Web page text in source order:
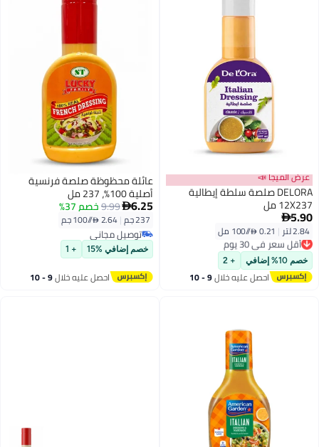
عرض الميجا 📣
DELORA صلصة سلطة إيطالية
12X237 مل
5.90
2.84 لتر |
أقل سعر في 30 يوم
توصيل مجاني
أقل سعر في 30 يوم
خصم 10% إضافي + 2
احصل عليه خلال 9 - 10
عائلة محظوظة صلصة فرنسية
أصلية 100%، 237 مل
6.25
9.99خصم 37%
237 جم |
توصيل مجاني
توصيل مجاني
خصم إضافي %15 + 1
احصل عليه خلال 9 - 10